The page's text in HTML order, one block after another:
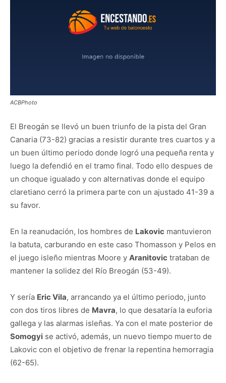
ACBPhoto
El Breogán se llevó un buen triunfo de la pista del Gran
Canaria (73-82) gracias a resistir durante tres cuartos y a
un buen último periodo donde logró una pequeña renta y
luego la defendió en el tramo final. Todo ello despues de
un choque igualado y con alternativas donde el equipo
claretiano cerró la primera parte con un ajustado 41-39 a
su favor.
En la reanudación, los hombres de Lakovic mantuvieron
la batuta, carburando en este caso Thomasson y Pelos en
el juego isleño mientras Moore y Aranitovic trataban de
mantener la solidez del Río Breogán (53-49).
Y sería Eric Vila, arrancando ya el último periodo, junto
con dos tiros libres de Mavra, lo que desataría la euforia
gallega y las alarmas isleñas. Ya con el mate posterior de
Somogyi se activó, además, un nuevo tiempo muerto de
Lakovic con el objetivo de frenar la repentina hemorragia
(62-65).